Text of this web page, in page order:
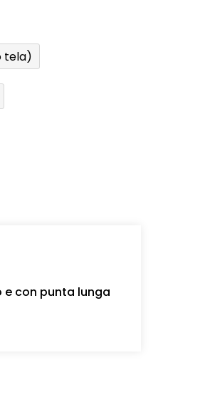
tela)
e con punta lunga